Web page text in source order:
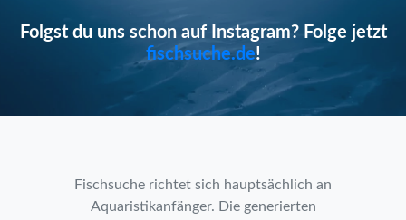
Folgst du uns schon auf Instagram? Folge jetzt
fischsuche.de!
Fischsuche richtet sich hauptsächlich an
Aquaristikanfänger. Die generierten